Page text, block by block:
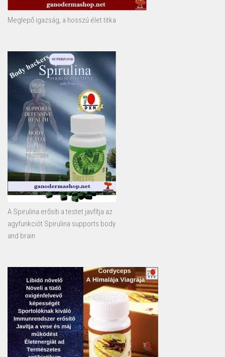
Meglepő igazság, a hosszú élet titka
A Spirulina erősíti a testet javfítja az
agyfunkciót Spirulina supports body
and brain